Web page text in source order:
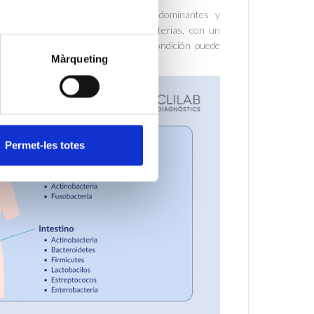
Màrqueting
Permet-les totes
son bacterias dominantes y
La reducción de estas bacterias, con un
una condición puede